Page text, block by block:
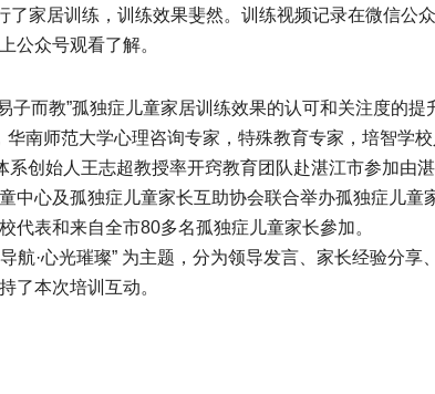
了家居训练，训练效果斐然。训练视频记录在微信公
公众号观看了解。
而教”孤独症儿童家居训练效果的认可和关注度的提
南师范大学心理咨询专家，特殊教育专家，培智学
系创始人王志超教授率开窍教育团队赴湛江市参加由
中心及孤独症儿童家长互助协会联合举办孤独症儿童
代表和来自全市80多名孤独症儿童家长參加。
·心光璀璨” 为主题，分为领导发言、家长经验分享
了本次培训互动。